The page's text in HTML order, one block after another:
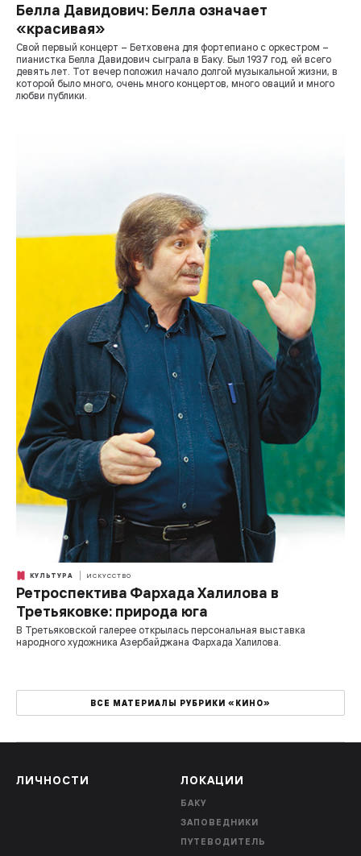
Белла Давидович: Белла означает
«красивая»
Свой первый концерт – Бетховена для фортепиано с оркестром –
пианистка Белла Давидович сыграла в Баку. Был 1937 год, ей всего
девять лет. Тот вечер положил начало долгой музыкальной жизни, в
которой было много, очень много концертов, много оваций и много
любви публики.
КУЛЬТУРА ИСКУССТВО
Ретроспектива Фархада Халилова в
Третьяковке: природа юга
В Третьяковской галерее открылась персональная выставка
народного художника Азербайджана Фархада Халилова.
ВСЕ МАТЕРИАЛЫ РУБРИКИ «КИНО»
ЛИЧНОСТИ ЛОКАЦИИ
БАКУ
ЗАПОВЕДНИКИ
ПУТЕВОДИТЕЛЬ